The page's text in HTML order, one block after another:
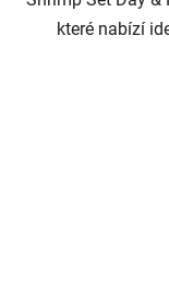
které nabízí